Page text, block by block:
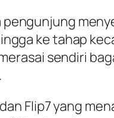
ke tahap
sendiri
Flip7 yang